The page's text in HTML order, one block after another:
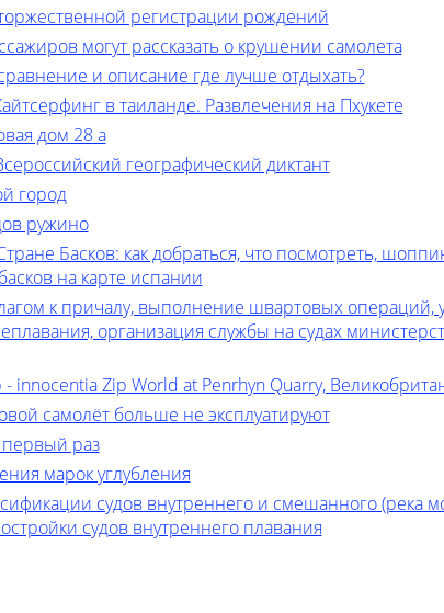
регистрации рождений
могут рассказать о крушении самолета
и описание где лучше отдыхать?
в таиланде. Развлечения на Пхукете
дом 28 а
географический диктант
город
ружино
Басков: как добраться, что посмотреть,
на карте испании
к причалу, выполнение швартовых операций,
организация службы на судах
innocentia Zip World at Penrhyn Quarry,
самолёт больше не эксплуатируют
раз
марок углубления
судов внутреннего и смешанного (река
судов внутреннего плавания